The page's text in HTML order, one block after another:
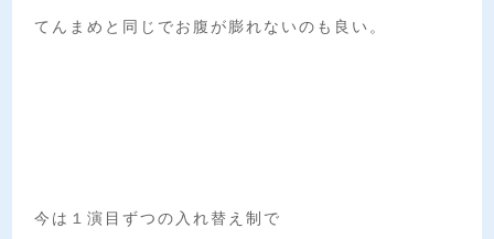
てんまめと同じでお腹が膨れないのも良い。
今は１演目ずつの入れ替え制で